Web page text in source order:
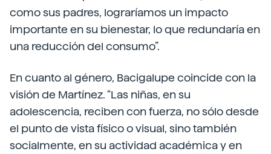
como sus padres, lograríamos un impacto
importante en su bienestar, lo que redundaría en
una reducción del consumo”.
En cuanto al género, Bacigalupe coincide con la
visión de Martínez. “Las niñas, en su
adolescencia, reciben con fuerza, no sólo desde
el punto de vista físico o visual, sino también
socialmente, en su actividad académica y en